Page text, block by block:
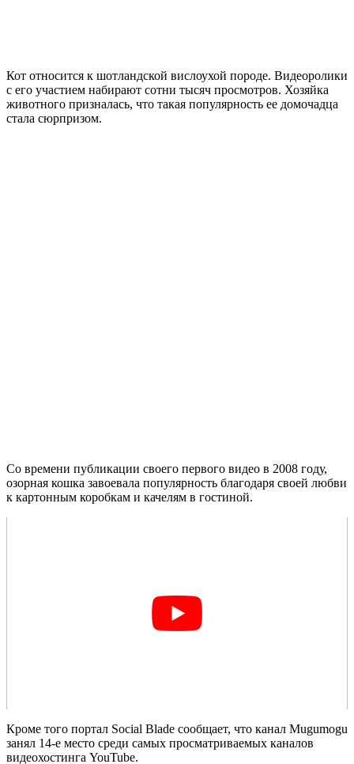
Кот относится к шотландской вислоухой породе. Видеоролики
с его участием набирают сотни тысяч просмотров. Хозяйка
животного призналась, что такая популярность ее домочадца
стала сюрпризом.
Со времени публикации своего первого видео в 2008 году,
озорная кошка завоевала популярность благодаря своей любви
к картонным коробкам и качелям в гостиной.
Кроме того портал Social Blade сообщает, что канал Mugumogu
занял 14-е место среди самых просматриваемых каналов
видеохостинга YouTube.